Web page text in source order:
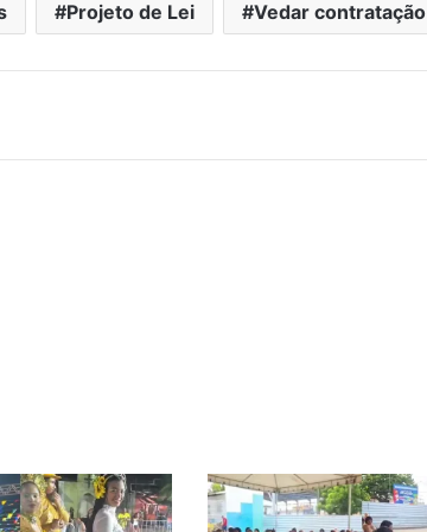
Projeto de Lei Vedar contratação